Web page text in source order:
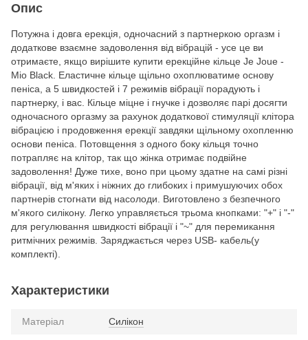
Опис
Потужна і довга ерекція, одночасний з партнеркою оргазм і
додаткове взаємне задоволення від вібрацій - усе це ви
отримаєте, якщо вирішите купити ерекційне кільце Je Joue -
Mio Black. Еластичне кільце щільно охоплюватиме основу
пеніса, а 5 швидкостей і 7 режимів вібрації порадують і
партнерку, і вас. Кільце міцне і гнучке і дозволяє парі досягти
одночасного оргазму за рахунок додаткової стимуляції клітора
вібрацією і продовження ерекції завдяки щільному охопленню
основи пеніса. Потовщення з одного боку кільця точно
потрапляє на клітор, так що жінка отримає подвійне
задоволення! Дуже тихе, воно при цьому здатне на самі різні
вібрації, від м'яких і ніжних до глибоких і примушуючих обох
партнерів стогнати від насолоди. Виготовлено з безпечного
м'якого силікону. Легко управляється трьома кнопками: "+" і "-"
для регулювання швидкості вібрації і "~" для перемикання
ритмічних режимів. Заряджається через USB- кабель(у
комплекті).
Характеристики
Матеріал Силікон